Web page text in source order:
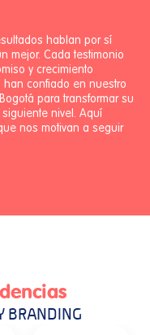
hablan por sí
mejor. Cada testimonio
y crecimiento
han confiado en nuestro
para transformar su
nivel. Aquí
nos motivan a seguir
BRANDING